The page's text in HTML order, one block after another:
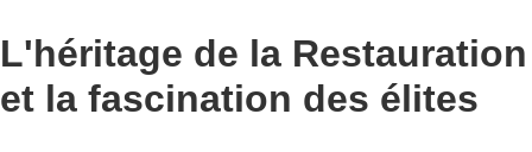
L'héritage de la Restauration
et la fascination des élites